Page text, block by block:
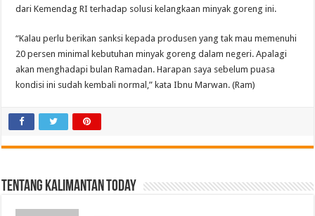
dari Kemendag RI terhadap solusi kelangkaan minyak goreng ini.
“Kalau perlu berikan sanksi kepada produsen yang tak mau memenuhi
20 persen minimal kebutuhan minyak goreng dalam negeri. Apalagi
akan menghadapi bulan Ramadan. Harapan saya sebelum puasa
kondisi ini sudah kembali normal,” kata Ibnu Marwan. (Ram)
Tentang Kalimantan Today